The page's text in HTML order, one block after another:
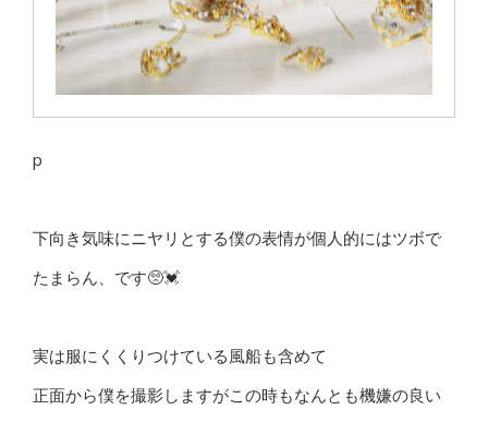
p
下向き気味にニヤリとする僕の表情が個人的にはツボで
たまらん、です🥺💓
実は服にくくりつけている風船も含めて
正面から僕を撮影しますがこの時もなんとも機嫌の良い